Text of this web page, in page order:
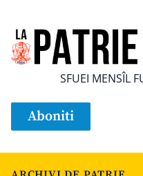
SFUEI MENSÎL
Aboniti